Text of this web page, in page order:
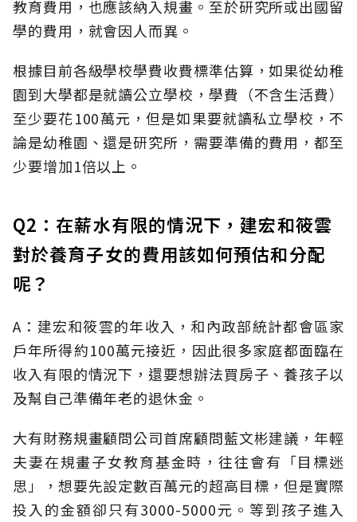
教育費用，也應該納入規畫。至於研究所或出國留
學的費用，就會因人而異。
根據目前各級學校學費收費標準估算，如果從幼稚
園到大學都是就讀公立學校，學費（不含生活費）
至少要花100萬元，但是如果要就讀私立學校，不
論是幼稚園、還是研究所，需要準備的費用，都至
少要增加1倍以上。
Q2：在薪水有限的情況下，建宏和筱雲
對於養育子女的費用該如何預估和分配
呢？
A：建宏和筱雲的年收入，和內政部統計都會區家
戶年所得約100萬元接近，因此很多家庭都面臨在
收入有限的情況下，還要想辦法買房子、養孩子以
及幫自己準備年老的退休金。
大有財務規畫顧問公司首席顧問藍文彬建議，年輕
夫妻在規畫子女教育基金時，往往會有「目標迷
思」，想要先設定數百萬元的超高目標，但是實際
投入的金額卻只有3000-5000元。等到孩子進入